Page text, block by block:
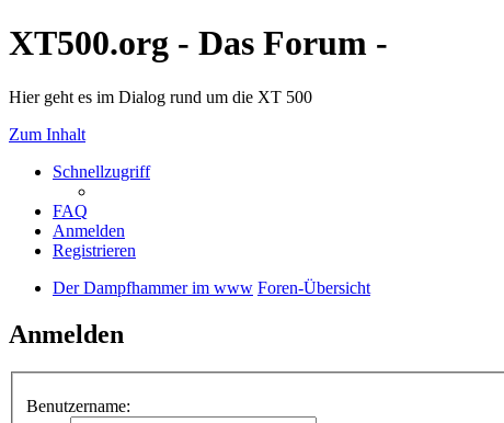
XT500.org - Das Forum -
Hier geht es im Dialog rund um die XT 500
Zum Inhalt
Schnellzugriff
FAQ
Anmelden
Registrieren
Der Dampfhammer im www Foren-Übersicht
Anmelden
Benutzername: